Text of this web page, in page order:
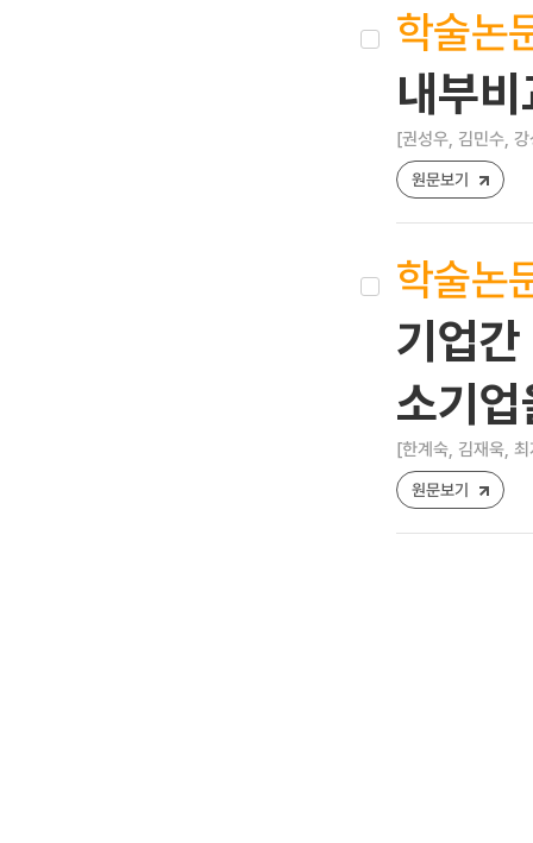
학술논
내부
[권성우, 김민수,
원문보기
학술논
기업
소기
[한계숙, 김재욱,
원문보기